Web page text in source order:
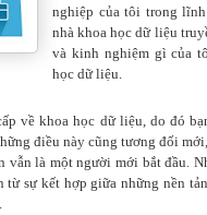
nghiệp của tôi trong
nhà khoa học dữ liệu
và kinh nghiệm gì của
học dữ liệu.
về khoa học dữ liệu, do đó
điều này cũng tương đối
vẫn là một người mới bắt đầu.
sự kết hợp giữa những nền